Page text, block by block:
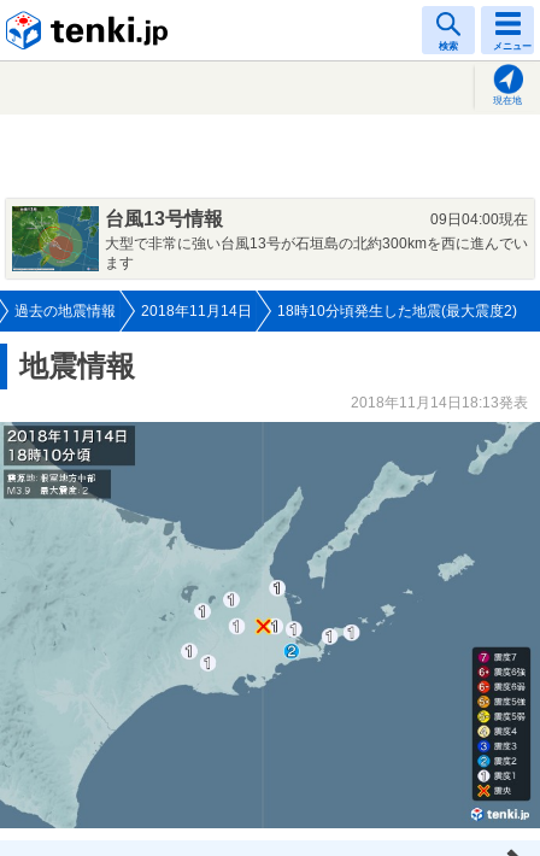
検索 メニュー
現在地
台風13号情報
09日04:00現在
大型で非常に強い台風13号が石垣島の北約300kmを西に進んでい
ます
過去の地震情報 2018年11月14日 18時10分頃発生した地震(最大震度2)
地震情報
2018年11月14日18:13発表